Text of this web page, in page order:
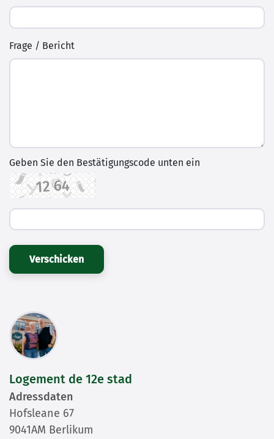
Frage / Bericht
Geben Sie den Bestätigungscode unten ein
Verschicken
Logement de 12e stad
Adressdaten
Hofsleane 67
9041AM Berlikum